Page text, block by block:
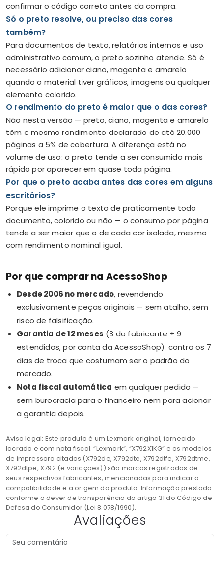
confirmar o código correto antes da compra.
Só o preto resolve, ou preciso das cores
também?
Para documentos de texto, relatórios internos e uso
administrativo comum, o preto sozinho atende. Só é
necessário adicionar ciano, magenta e amarelo
quando o material tiver gráficos, imagens ou qualquer
elemento colorido.
O rendimento do preto é maior que o das cores?
Não nesta versão — preto, ciano, magenta e amarelo
têm o mesmo rendimento declarado de até 20.000
páginas a 5% de cobertura. A diferença está no
volume de uso: o preto tende a ser consumido mais
rápido por aparecer em quase toda página.
Por que o preto acaba antes das cores em alguns
escritórios?
Porque ele imprime o texto de praticamente todo
documento, colorido ou não — o consumo por página
tende a ser maior que o de cada cor isolada, mesmo
com rendimento nominal igual.
Por que comprar na AcessoShop
Desde 2006 no mercado, revendendo
exclusivamente peças originais — sem atalho, sem
risco de falsificação.
Garantia de 12 meses (3 do fabricante + 9
estendidos, por conta da AcessoShop), contra os 7
dias de troca que costumam ser o padrão do
mercado.
Nota fiscal automática em qualquer pedido —
sem burocracia para o financeiro nem para acionar
a garantia depois.
Aviso legal: Este produto é um Lexmark original, fornecido
lacrado e com nota fiscal. “Lexmark”, “X792X1KG” e os modelos
de impressora citados (X792de, X792dte, X792dtfe, X792dtme,
X792dtpe, X792 (e variações)) são marcas registradas de
seus respectivos fabricantes, mencionadas para indicar a
compatibilidade e a origem do produto. Informação prestada
conforme o dever de transparência do artigo 31 do Código de
Defesa do Consumidor (Lei 8.078/1990).
Avaliações